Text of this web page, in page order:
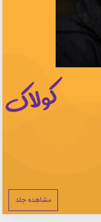
مشاهده جلد